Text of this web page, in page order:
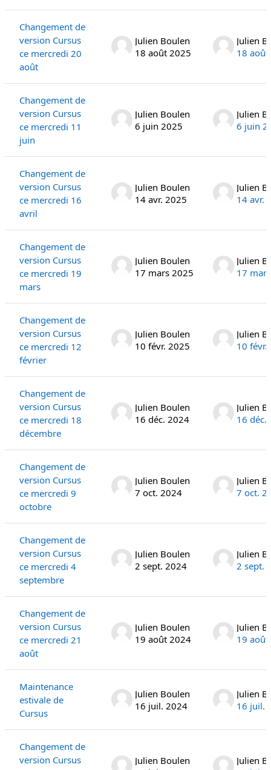
Changement de
version Cursus
ce mercredi 20
août
Julien Boulen
18 août 2025
Julien
18
Changement de
version Cursus
ce mercredi 11
juin
Julien Boulen
6 juin 2025
Julien
6 juin
Changement de
version Cursus
ce mercredi 16
avril
Julien Boulen
14 avr. 2025
Julien
14 avr.
Changement de
version Cursus
ce mercredi 19
mars
Julien Boulen
17 mars 2025
Julien
17
Changement de
version Cursus
ce mercredi 12
février
Julien Boulen
10 févr. 2025
Julien
10 févr.
Changement de
version Cursus
ce mercredi 18
décembre
Julien Boulen
16 déc. 2024
Julien
16 déc.
Changement de
version Cursus
ce mercredi 9
octobre
Julien Boulen
7 oct. 2024
Julien
7 oct.
Changement de
version Cursus
ce mercredi 4
septembre
Julien Boulen
2 sept. 2024
Julien
2 sept.
Changement de
version Cursus
ce mercredi 21
août
Julien Boulen
19 août 2024
Julien
19
Maintenance
estivale de
Cursus
Julien Boulen
16 juil. 2024
Julien
16 juil.
Changement de
version Cursus
Julien Boulen
Julien